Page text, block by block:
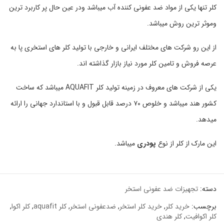
کلر تنها یکی از مواد ضد عفونی کننده آب میباشد ودر عین حال پر کاربرد ترین
وموثر ترین روش میباشد.
از این رو شرکت های مختلف ایرانی و خارجی با تولید کلر های استخری پا به
عرصه فروش و تامین کلر مورد نیاز بازار گذاشته اند.
یکی از شرکت های معروف در زمینه تولید کلر AQUAFIT میباشد که ساخت
کشور هند میباشد و خلوص ۷۰ درصد قابل قبول و با استاندارد جهانی را ارائه
میدهد.
این مارک از کلر از نوع پودری میباشد.
دسته: تجهیزات ضد عفونی استخر
برچسب: خرید کلر,خرید کلر استخر, ضدعفونی استخر,کلر aquafit ,کلر اکوا,
کلر اکوافیت,کلر هندی